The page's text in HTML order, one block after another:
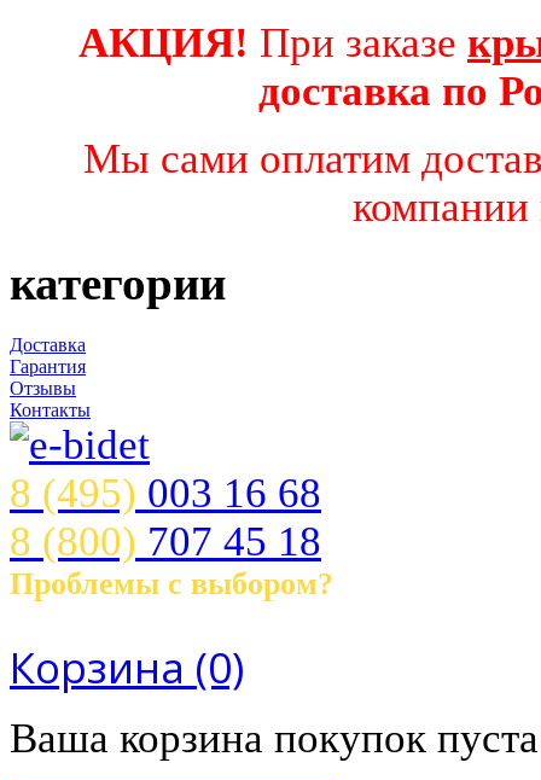
АКЦИЯ! При заказе
доставка по
Мы сами оплатим
компании
категории
Доставка
Гарантия
Отзывы
Контакты
8 (495) 003 16 68
8 (800) 707 45 18
Проблемы с выбором?
Корзина (0)
Ваша корзина покупок